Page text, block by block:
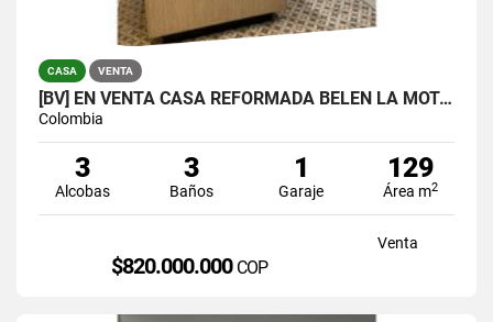
CASA VENTA
[BV] EN VENTA CASA REFORMADA BELÉN LA MOTA, MEDELLÍN, ANTIOQUIA
Colombia
3
Alcobas
3
Baños
1
Garaje
129
Área m2
Venta
$820.000.000 COP